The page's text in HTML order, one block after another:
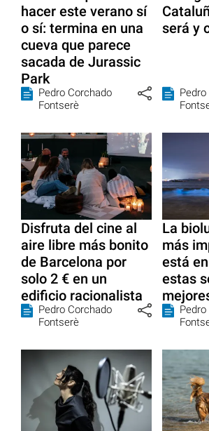
hacer este verano sí
o sí: termina en una
cueva que parece
sacada de Jurassic
Park
Pedro Corchado
Fontserè
será y
Disfruta del cine al
aire libre más bonito
de Barcelona por
solo 2 € en un
edificio racionalista
Pedro Corchado
Fontserè
La
más
está
estas